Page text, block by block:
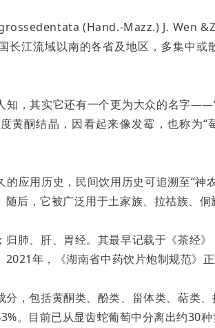
(Hand.-Mazz.) J. Wen
长江流域以南的各省及地区，多集中或
知，其实它还有一个更为大众的名字
黄酮结晶，因看起来像发霉，也称为“
的应用历史，民间饮用历史可追溯至“神
后，它被广泛用于土家族、拉祜族、侗
归肺、肝、胃经。其最早记载于《茶经
年，《湖南省中药饮片炮制规范》正
分，包括黄酮类、酚类、甾体类、萜类
。目前已从显齿蛇葡萄中分离出约30